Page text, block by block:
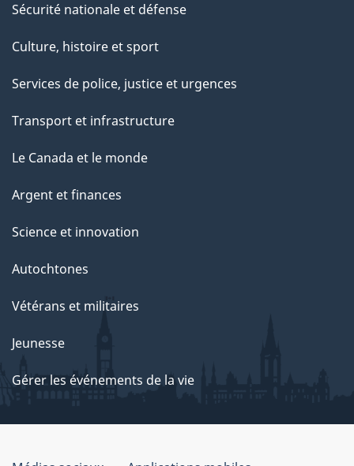
Sécurité nationale et défense
Culture, histoire et sport
Services de police, justice et urgences
Transport et infrastructure
Le Canada et le monde
Argent et finances
Science et innovation
Autochtones
Vétérans et militaires
Jeunesse
Gérer les événements de la vie